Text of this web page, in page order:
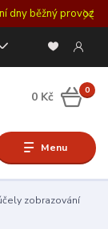
dny běžný provoz
Menu
0
0 Kč
zobrazování